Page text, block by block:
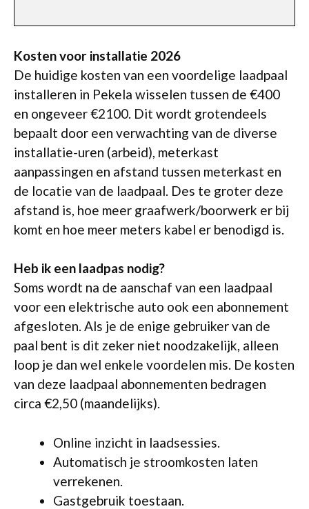
Kosten voor installatie 2026
De huidige kosten van een voordelige laadpaal
installeren in Pekela wisselen tussen de €400
en ongeveer €2100. Dit wordt grotendeels
bepaalt door een verwachting van de diverse
installatie-uren (arbeid), meterkast
aanpassingen en afstand tussen meterkast en
de locatie van de laadpaal. Des te groter deze
afstand is, hoe meer graafwerk/boorwerk er bij
komt en hoe meer meters kabel er benodigd is.
Heb ik een laadpas nodig?
Soms wordt na de aanschaf van een laadpaal
voor een elektrische auto ook een abonnement
afgesloten. Als je de enige gebruiker van de
paal bent is dit zeker niet noodzakelijk, alleen
loop je dan wel enkele voordelen mis. De kosten
van deze laadpaal abonnementen bedragen
circa €2,50 (maandelijks).
Online inzicht in laadsessies.
Automatisch je stroomkosten laten
verrekenen.
Gastgebruik toestaan.